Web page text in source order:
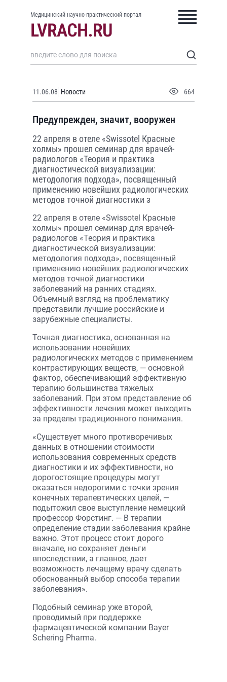
Медицинский научно-практический портал
11.06.08 Новости 664
Предупрежден, значит, вооружен
22 апреля в отеле «Swissotel Красные
холмы» прошел семинар для врачей-
радиологов «Теория и практика
диагностической визуализации:
методология подхода», посвященный
применению новейших радиологических
методов точной диагностики з
22 апреля в отеле «Swissotel Красные
холмы» прошел семинар для врачей-
радиологов «Теория и практика
диагностической визуализации:
методология подхода», посвященный
применению новейших радиологических
методов точной диагностики
заболеваний на ранних стадиях.
Объемный взгляд на проблематику
представили лучшие российские и
зарубежные специалисты.
Точная диагностика, основанная на
использовании новейших
радиологических методов с применением
контрастирующих веществ, — основной
фактор, обеспечивающий эффективную
терапию большинства тяжелых
заболеваний. При этом представление об
эффективности лечения может выходить
за пределы традиционного понимания.
«Существует много противоречивых
данных в отношении стоимости
использования современных средств
диагностики и их эффективности, но
дорогостоящие процедуры могут
оказаться недорогими с точки зрения
конечных терапевтических целей, —
подытожил свое выступление немецкий
профессор Форстинг. — В терапии
определение стадии заболевания крайне
важно. Этот процесс стоит дорого
вначале, но сохраняет деньги
впоследствии, а главное, дает
возможность лечащему врачу сделать
обоснованный выбор способа терапии
заболевания».
Подобный семинар уже второй,
проводимый при поддержке
фармацевтической компании Bayer
Schering Pharma.